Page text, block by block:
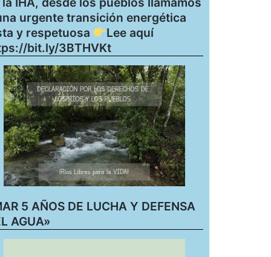
urgente transición energética
y respetuosa
Lee aquí
bit.ly/3BTHVKt
5 AÑOS DE LUCHA Y DEFENSA
AGUA»